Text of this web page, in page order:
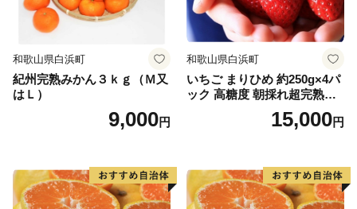
和歌山県白浜町
紀州完熟みかん３ｋｇ（Ｍ又
はＬ）
9,000円
和歌山県白浜町
いちご まりひめ 約250g×4パ
ック 高糖度 朝採れ超完熟ま
りひめ 1月以降発送分15,000円